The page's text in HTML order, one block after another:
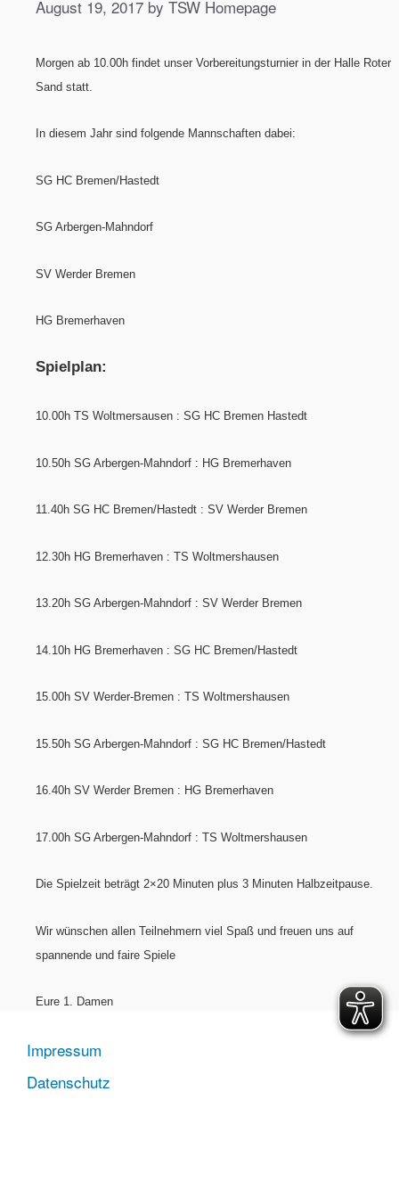
August 19, 2017 by TSW Homepage
Morgen ab 10.00h findet unser Vorbereitungsturnier in der Halle Roter
Sand statt.
In diesem Jahr sind folgende Mannschaften dabei:
SG HC Bremen/Hastedt
SG Arbergen-Mahndorf
SV Werder Bremen
HG Bremerhaven
Spielplan:
10.00h TS Woltmersausen : SG HC Bremen Hastedt
10.50h SG Arbergen-Mahndorf : HG Bremerhaven
11.40h SG HC Bremen/Hastedt : SV Werder Bremen
12.30h HG Bremerhaven : TS Woltmershausen
13.20h SG Arbergen-Mahndorf : SV Werder Bremen
14.10h HG Bremerhaven : SG HC Bremen/Hastedt
15.00h SV Werder-Bremen : TS Woltmershausen
15.50h SG Arbergen-Mahndorf : SG HC Bremen/Hastedt
16.40h SV Werder Bremen : HG Bremerhaven
17.00h SG Arbergen-Mahndorf : TS Woltmershausen
Die Spielzeit beträgt 2×20 Minuten plus 3 Minuten Halbzeitpause.
Wir wünschen allen Teilnehmern viel Spaß und freuen uns auf
spannende und faire Spiele
Eure 1. Damen
Impressum
Datenschutz